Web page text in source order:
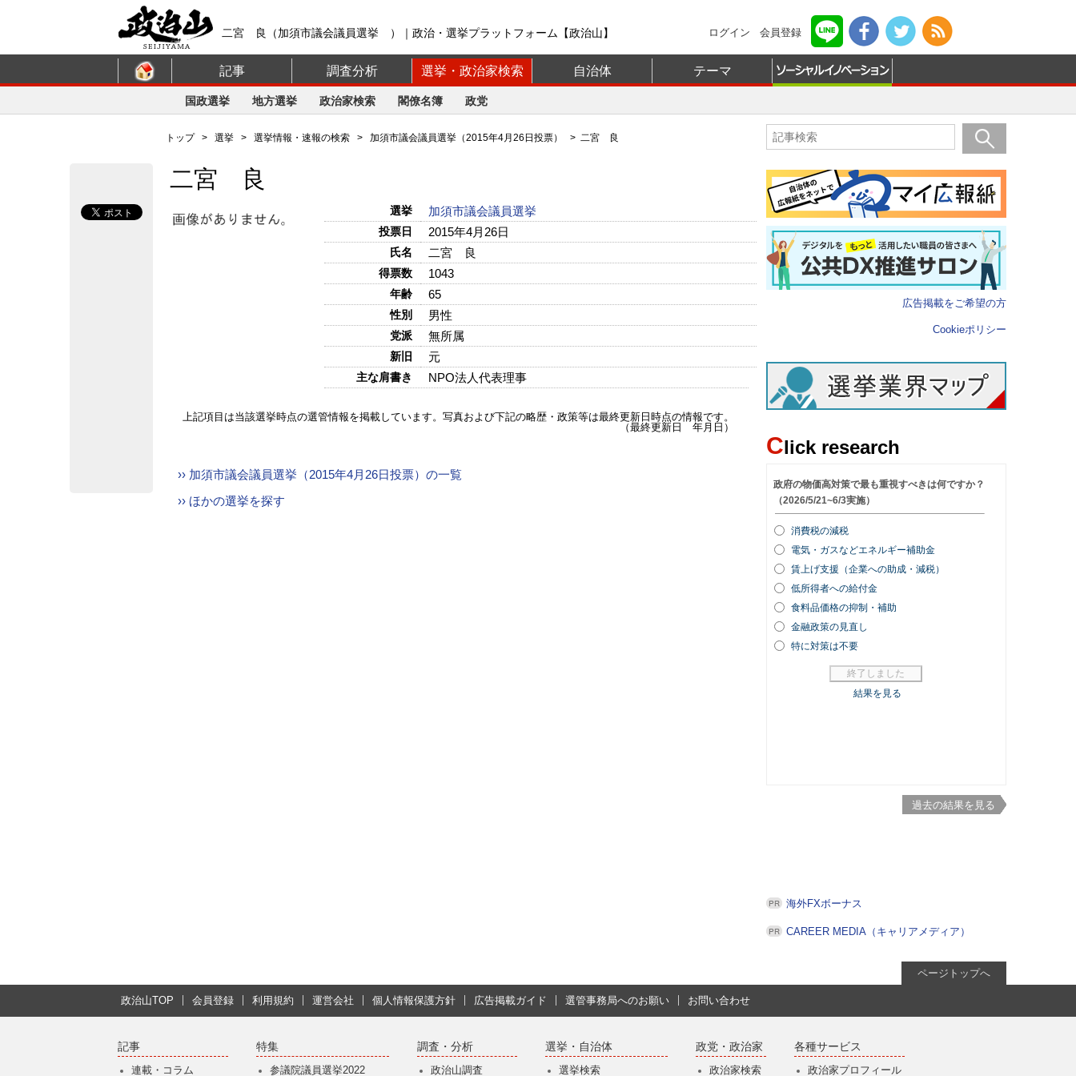
二宮 良（加須市議会議員選挙 ）｜政治・選挙プラットフォーム【政治山】 ログイン 会員登録
記事 調査分析 選挙・政治家検索 自治体 テーマ
国政選挙 地方選挙 政治家検索 閣僚名簿 政党
トップ> 選挙 > 選挙情報・速報の検索 > 加須市議会議員選挙（2015年4月26日投票） > 二宮 良
二宮 良
選挙 加須市議会議員選挙
投票日 2015年4月26日
氏名 二宮 良
得票数 1043
年齢 65
性別 男性
党派 無所属
新旧 元
主な肩書き NPO法人代表理事
上記項目は当該選挙時点の選管情報を掲載しています。写真および下記の略歴・政策等は最終更新日時点の情報です。
（最終更新日 年月日）
›› 加須市議会議員選挙（2015年4月26日投票）の一覧
›› ほかの選挙を探す
広告掲載をご希望の方
Cookieポリシー
Click research
過去の結果を見る
海外FXボーナス
CAREER MEDIA（キャリアメディア）
ページトップへ
政治山TOP 会員登録 利用規約 運営会社 個人情報保護方針 広告掲載ガイド 選管事務局へのお願い お問い合わせ
記事
連載・コラム
特集
参議院議員選挙2022
調査・分析
政治山調査
選挙・自治体
選挙検索
政党・政治家
政治家検索
各種サービス
政治家プロフィール